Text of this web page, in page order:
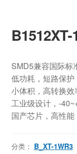
B1512XT-
SMD5兼容国际标
低功耗，短路保护
小体积，高转换效
工业级设计，-
国产芯片，高性能
分类： B_XT-1WR3